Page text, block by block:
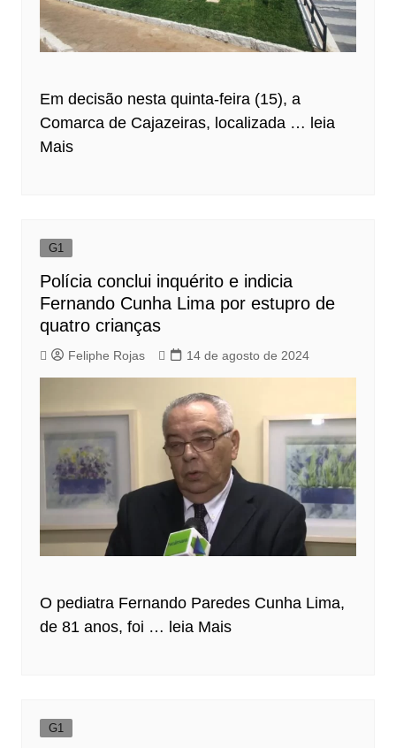
Em decisão nesta quinta-feira (15), a
Comarca de Cajazeiras, localizada … leia
Mais
G1
Polícia conclui inquérito e indicia
Fernando Cunha Lima por estupro de
quatro crianças
Feliphe Rojas 14 de agosto de 2024
O pediatra Fernando Paredes Cunha Lima,
de 81 anos, foi … leia Mais
G1